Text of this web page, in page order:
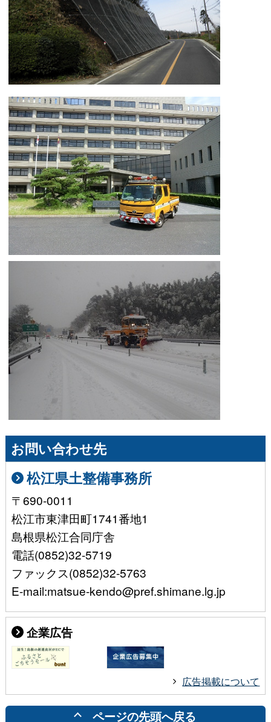
お問い合わせ先
松江県土整備事務所
〒690-0011
松江市東津田町1741番地1
島根県松江合同庁舎
電話(0852)32-5719
ファックス(0852)32-5763
E-mail:matsue-kendo@pref.shimane.lg.jp
企業広告
広告掲載について
ページの先頭へ戻る